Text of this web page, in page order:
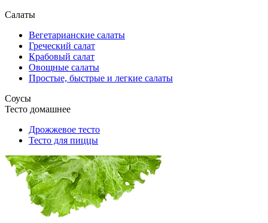
Салаты
Вегетарианские салаты
Греческий салат
Крабовый салат
Овощные салаты
Простые, быстрые и легкие салаты
Соусы
Тесто домашнее
Дрожжевое тесто
Тесто для пиццы